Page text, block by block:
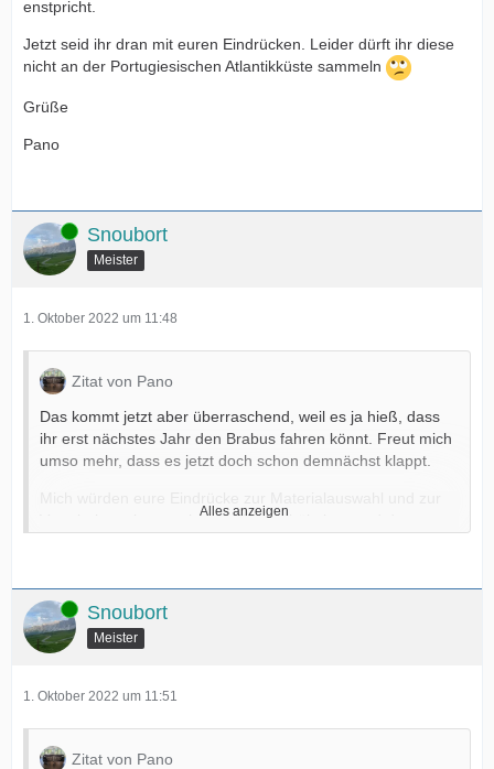
enstpricht.
Jetzt seid ihr dran mit euren Eindrücken. Leider dürft ihr diese
nicht an der Portugiesischen Atlantikküste sammeln
Grüße
Pano
Online Snoubort
Meister
1. Oktober 2022 um 11:48
Zitat von Pano
Das kommt jetzt aber überraschend, weil es ja hieß, dass
ihr erst nächstes Jahr den Brabus fahren könnt. Freut mich
umso mehr, dass es jetzt doch schon demnächst klappt.
Verarbeitung interessieren. Platzverhältnisse und das
gell?!
Grüße
Alles anzeigen
Online Snoubort
Meister
1. Oktober 2022 um 11:51
Zitat von Pano